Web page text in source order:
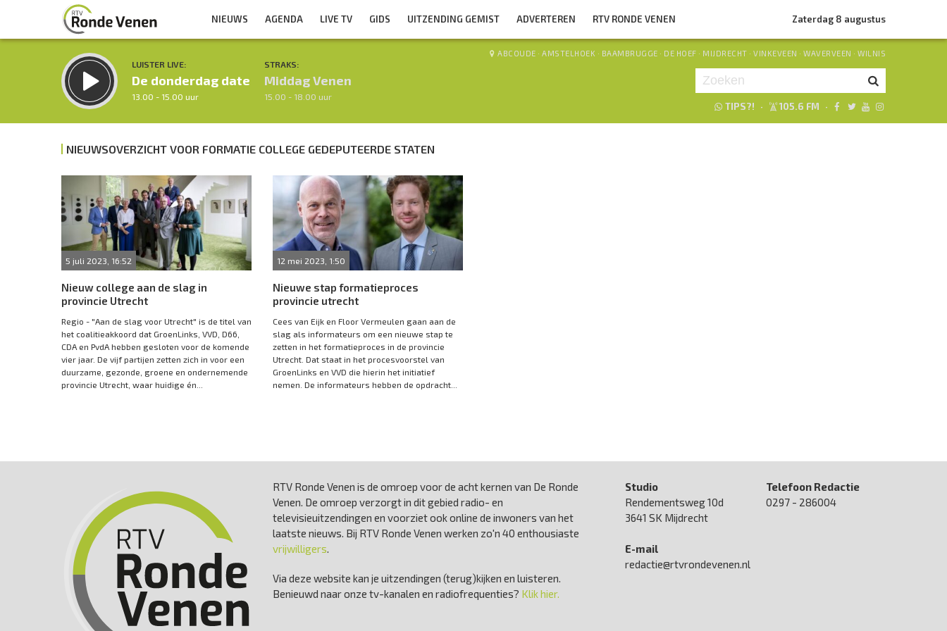
NIEUWS AGENDA LIVE TV GIDS UITZENDING GEMIST ADVERTEREN RTV RONDE VENEN Zaterdag 8 augustus
LUISTER LIVE:
De donderdag date
13.00 - 15.00 uur
STRAKS:
Middag Venen
15.00 - 18.00 uur
ABCOUDE · AMSTELHOEK · BAAMBRUGGE · DE HOEF · MIJDRECHT · VINKEVEEN · WAVERVEEN · WILNIS
TIPS?! · 105.6 FM ·
Inklappen
NIEUWSOVERZICHT VOOR FORMATIE COLLEGE GEDEPUTEERDE STATEN
5 juli 2023, 16:52
Nieuw college aan de slag in
provincie Utrecht
Regio - "Aan de slag voor Utrecht" is de titel van
het coalitieakkoord dat GroenLinks, VVD, D66,
CDA en PvdA hebben gesloten voor de komende
vier jaar. De vijf partijen zetten zich in voor een
duurzame, gezonde, groene en ondernemende
provincie Utrecht, waar huidige én...
12 mei 2023, 1:50
Nieuwe stap formatieproces
provincie utrecht
Cees van Eijk en Floor Vermeulen gaan aan de
slag als informateurs om een nieuwe stap te
zetten in het formatieproces in de provincie
Utrecht. Dat staat in het procesvoorstel van
GroenLinks en VVD die hierin het initiatief
nemen. De informateurs hebben de opdracht...
RTV Ronde Venen is de omroep voor de acht kernen van De Ronde
Venen. De omroep verzorgt in dit gebied radio- en
televisieuitzendingen en voorziet ook online de inwoners van het
laatste nieuws. Bij RTV Ronde Venen werken zo'n 40 enthousiaste
vrijwilligers.
Via deze website kan je uitzendingen (terug)kijken en luisteren.
Benieuwd naar onze tv-kanalen en radiofrequenties? Klik hier.
Studio
Rendementsweg 10d
3641 SK Mijdrecht
E-mail
redactie@rtvrondevenen.nl
Telefoon Redactie
0297 - 286004